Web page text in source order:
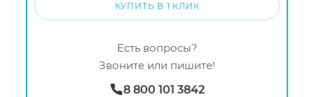
КУПИТЬ В 1 КЛИК
Есть вопросы?
Звоните или пишите!
8 800 101 3842